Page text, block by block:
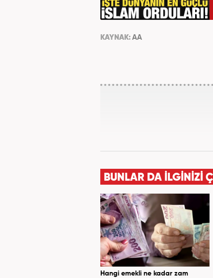
KAYNAK: AA
BUNLAR DA İLGİNİZİ
Hangi emekli ne kadar zam